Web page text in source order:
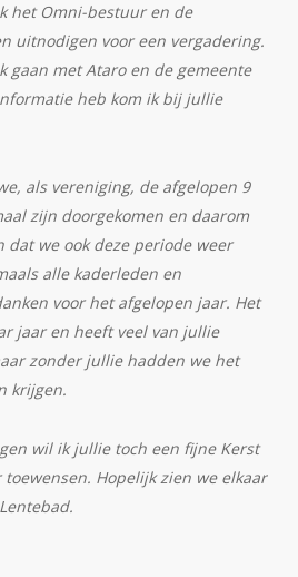
het Omni-bestuur en de
uitnodigen voor een vergadering.
gaan met Ataro en de gemeente
heb kom ik bij jullie
als vereniging, de afgelopen 9
zijn doorgekomen en daarom
we ook deze periode weer
alle kaderleden en
voor het afgelopen jaar. Het
jaar en heeft veel van jullie
zonder jullie hadden we het
krijgen.
wil ik jullie toch een fijne Kerst
Hopelijk zien we elkaar